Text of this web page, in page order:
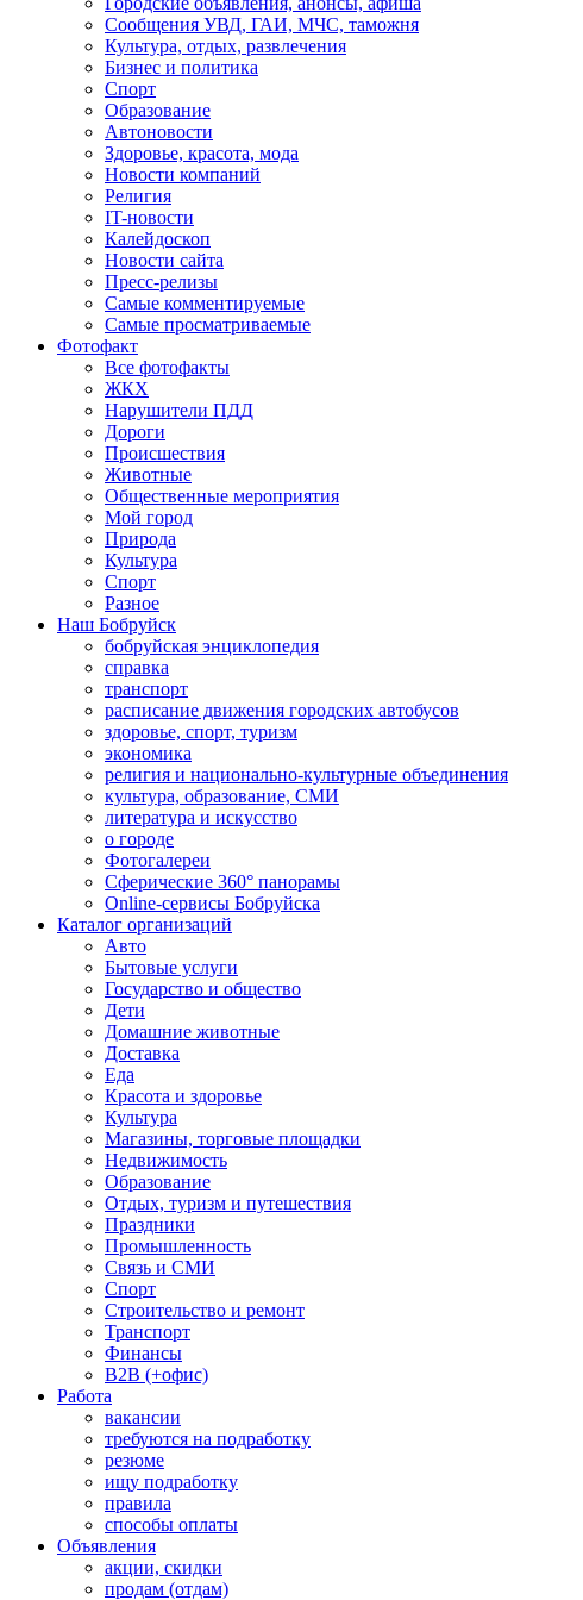
Сообщения УВД, ГАИ, МЧС, таможня
Культура, отдых, развлечения
Бизнес и политика
Спорт
Образование
Автоновости
Здоровье, красота, мода
Новости компаний
Религия
IT-новости
Калейдоскоп
Новости сайта
Пресс-релизы
Самые комментируемые
Самые просматриваемые
Фотофакт
Все фотофакты
ЖКХ
Нарушители ПДД
Дороги
Происшествия
Животные
Общественные мероприятия
Мой город
Природа
Культура
Спорт
Разное
Наш Бобруйск
бобруйская энциклопедия
справка
транспорт
расписание движения городских автобусов
здоровье, спорт, туризм
экономика
религия и национально-культурные объединения
культура, образование, СМИ
литература и искусство
о городе
Фотогалереи
Сферические 360° панорамы
Online-сервисы Бобруйска
Каталог организаций
Авто
Бытовые услуги
Государство и общество
Дети
Домашние животные
Доставка
Еда
Красота и здоровье
Культура
Магазины, торговые площадки
Недвижимость
Образование
Отдых, туризм и путешествия
Праздники
Промышленность
Связь и СМИ
Спорт
Строительство и ремонт
Транспорт
Финансы
B2B (+офис)
Работа
вакансии
требуются на подработку
резюме
ищу подработку
правила
способы оплаты
Объявления
акции, скидки
продам (отдам)